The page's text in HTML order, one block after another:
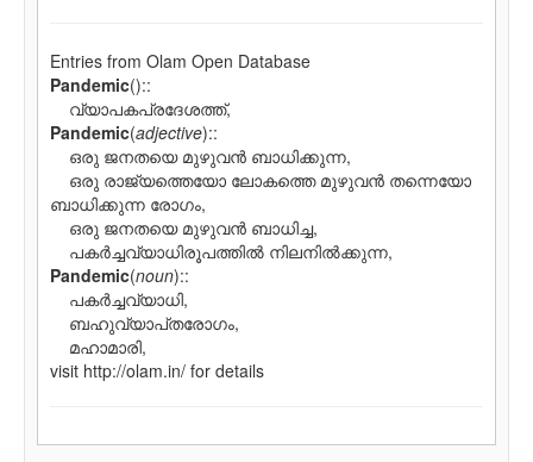
Entries from Olam Open Database
Pandemic()::
വ്യാപകപ്രദേശത്ത്‌,
Pandemic(adjective)::
ഒരു ജനതയെ മുഴുവന്‍ ബാധിക്കുന്ന,
ഒരു രാജ്യത്തെയോ ലോകത്തെ മുഴുവന്‍ തന്നെയോ
ബാധിക്കുന്ന രോഗം,
ഒരു ജനതയെ മുഴുവന്‍ ബാധിച്ച,
പകര്‍ച്ചവ്യാധിരൂപത്തില്‍ നിലനില്‍ക്കുന്ന,
Pandemic(noun)::
പകര്‍ച്ചവ്യാധി,
ബഹുവ്യാപ്‌തരോഗം,
മഹാമാരി,
visit http://olam.in/ for details